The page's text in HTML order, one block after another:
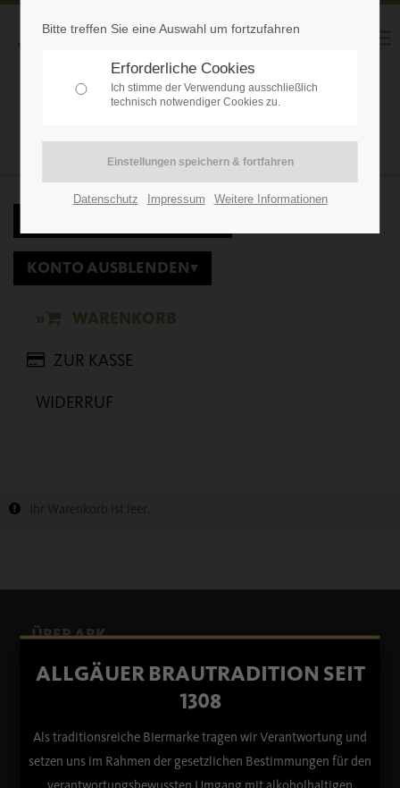
ALLGÄUER BRAUTRADITION SEIT
1308
Als traditionsreiche Biermarke tragen wir Verantwortung und
setzen uns im Rahmen der gesetzlichen Bestimmungen für den
Ihr Warenkorb ist leer.
KONTO AUSBLENDEN ▾
WARENKORB
ZUR KASSE
WIDERRUF
ÜBER ABK
Bitte treffen Sie eine Auswahl um fortzufahren
Erforderliche Cookies
Ich stimme der Verwendung ausschließlich
technisch notwendiger Cookies zu.
Datenschutz Impressum Weitere Informationen